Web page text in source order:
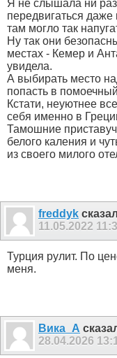
Я не слышала ни
передвигаться даже
там могло так
Ну так они
местах - Кемер и
увидела.
А выбирать место
попасть в
Кстати, неуютнее
себя именно в
Тамошние
белого каления и
из своего милого
freddyk
11.05.2022
Турция рулит. По
меня.
Вика_А
28.04.2026